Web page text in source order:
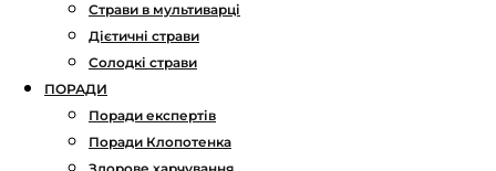
Страви в мультиварці
Дієтичні страви
Солодкі страви
ПОРАДИ
Поради експертів
Поради Клопотенка